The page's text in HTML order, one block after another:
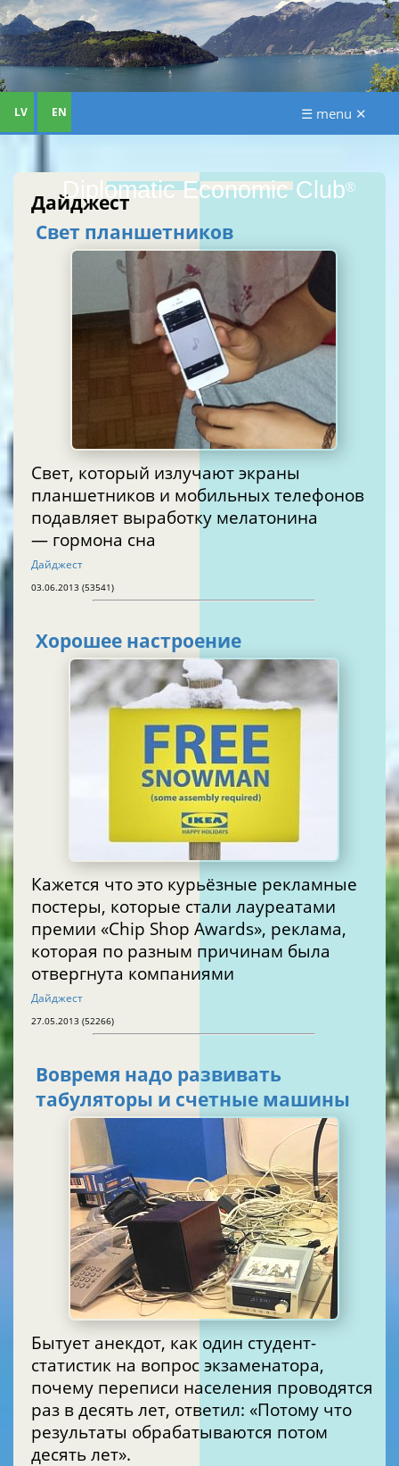
Diplomatic Economic Club®
LV EN ☰ menu ✕
Дайджест
Свет планшетников
Свет, который излучают экраны
планшетников и мобильных телефонов
подавляет выработку мелатонина
— гормона сна
Дайджест
03.06.2013 (53541)
Хорошее настроение
Кажется что это курьёзные рекламные
постеры, которые стали лауреатами
премии «Chip Shop Awards», реклама,
которая по разным причинам была
отвергнута компаниями
Дайджест
27.05.2013 (52266)
Вовремя надо развивать
табуляторы и счетные машины
Бытует анекдот, как один студент-
статистик на вопрос экзаменатора,
почему переписи населения проводятся
раз в десять лет, ответил: «Потому что
результаты обрабатываются потом
десять лет».